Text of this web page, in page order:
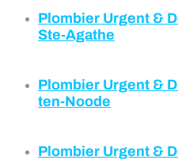
Plombier Urgent &
Ste-Agathe
Plombier Urgent &
ten-Noode
Plombier Urgent &